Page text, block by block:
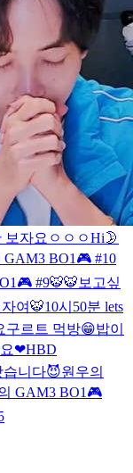
보자요 ㅇ ㅇ ㅇHi🌛
BO1🎮 #10
#9🐯🐯 보고싶
여🐯10시50분 lets
구르트 먹방😁밥이
❤HBD
습니다😈원우의
GAM3 BO1🎮